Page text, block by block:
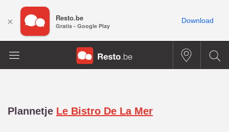
Plannetje Le Bistro De La Mer
× Resto.be
Gratis - Google Play
Download